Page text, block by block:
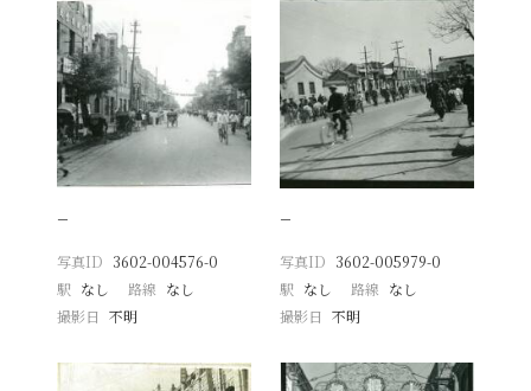
−
写真ID 3602-004576-0
駅 なし 路線 なし
撮影日
不明
−
写真ID 3602-005979-0
駅 なし 路線 なし
撮影日 不明